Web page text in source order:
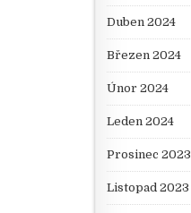
Duben 2024
Březen 2024
Únor 2024
Leden 2024
Prosinec 2023
Listopad 2023